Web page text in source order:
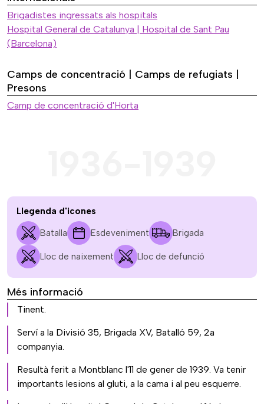
Brigadistes ingressats als hospitals
Hospital General de Catalunya | Hospital de Sant Pau
(Barcelona)
Camps de concentració | Camps de refugiats |
Presons
Camp de concentració d'Horta
Llegenda d'icones
Batalla Esdeveniment Brigada
Lloc de naixement Lloc de defunció
Més informació
Tinent.
Serví a la Divisió 35, Brigada XV, Batalló 59, 2a
companyia.
Resultà ferit a Montblanc l'11 de gener de 1939. Va tenir
importants lesions al gluti, a la cama i al peu esquerre.